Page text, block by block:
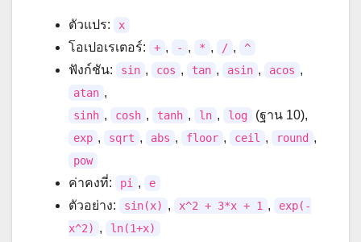
ตัวแปร: x
โอเปอเรเตอร์: + , - , * , / , ^
ฟังก์ชัน: sin , cos , tan , asin , acos ,
atan ,
sinh , cosh , tanh , ln , log (ฐาน 10),
exp , sqrt , abs , floor , ceil , round ,
pow
ค่าคงที่: pi , e
ตัวอย่าง: sin(x) , x^2 + 3*x + 1 ,
exp(-
x^2) , ln(1+x)